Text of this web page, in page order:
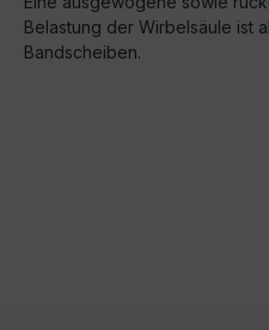
Belastung der Wirbelsäule ist
Bandscheiben.